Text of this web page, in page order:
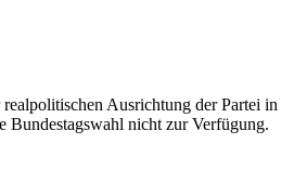
Ausrichtung der Partei
Bundestagswahl nicht zur Verfügung.